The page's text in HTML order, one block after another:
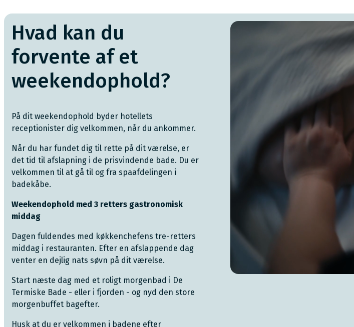
Hvad kan du
forvente af et
weekendophold?
På dit weekendophold byder hotellets
receptionister dig velkommen, når du ankommer.
Når du har fundet dig til rette på dit værelse, er
det tid til afslapning i de prisvindende bade. Du er
velkommen til at gå til og fra spaafdelingen i
badekåbe.
Weekendophold med 3 retters gastronomisk
middag
Dagen fuldendes med køkkenchefens tre-retters
middag i restauranten. Efter en afslappende dag
venter en dejlig nats søvn på dit værelse.
Start næste dag med et roligt morgenbad i De
Termiske Bade - eller i fjorden - og nyd den store
morgenbuffet bagefter.
Husk at du er velkommen i badene efter